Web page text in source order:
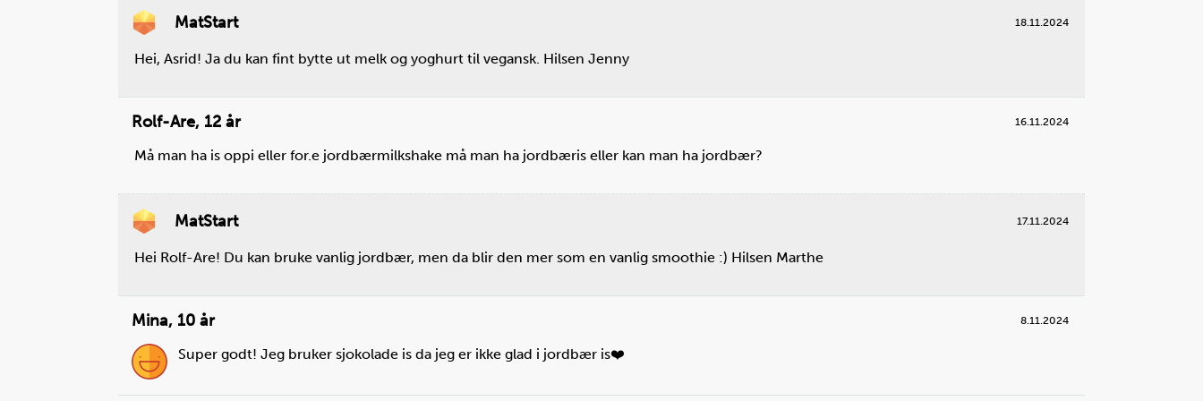
Steg4
Sett lokket på blenderen. Sjekk at lokket
du setter i gang blenderen!
Steg5
MatStart 18.11.2024
Hei, Asrid! Ja du kan fint bytte ut melk og yoghurt til vegansk. Hilsen Jenny
Rolf-Are, 12 år 16.11.2024
Må man ha is oppi eller for.e jordbærmilkshake må man ha jordbæris eller kan man ha jordbær?
MatStart 17.11.2024
Hei Rolf-Are! Du kan bruke vanlig jordbær, men da blir den mer som en vanlig smoothie :) Hilsen Marthe
Mina, 10 år 8.11.2024
Super godt! Jeg bruker sjokolade is da jeg er ikke glad i jordbær is❤️